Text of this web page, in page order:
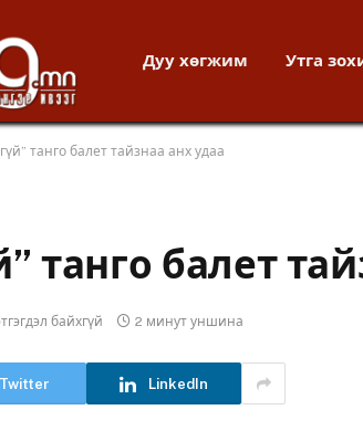
Дуу хөгжим Утга
танго балет тайзнаа анх удаа
танго балет
байхгүй 2 минут уншина
Twitter LinkedIn